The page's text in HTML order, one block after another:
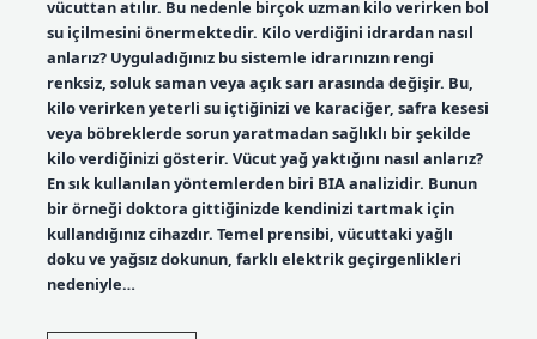
vücuttan atılır. Bu nedenle birçok uzman kilo verirken bol
su içilmesini önermektedir. Kilo verdiğini idrardan nasıl
anlarız? Uyguladığınız bu sistemle idrarınızın rengi
renksiz, soluk saman veya açık sarı arasında değişir. Bu,
kilo verirken yeterli su içtiğinizi ve karaciğer, safra kesesi
veya böbreklerde sorun yaratmadan sağlıklı bir şekilde
kilo verdiğinizi gösterir. Vücut yağ yaktığını nasıl anlarız?
En sık kullanılan yöntemlerden biri BIA analizidir. Bunun
bir örneği doktora gittiğinizde kendinizi tartmak için
kullandığınız cihazdır. Temel prensibi, vücuttaki yağlı
doku ve yağsız dokunun, farklı elektrik geçirgenlikleri
nedeniyle…